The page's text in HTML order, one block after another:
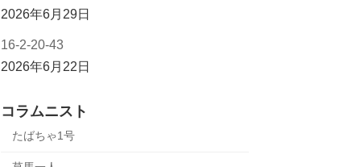
2026年6月29日
16-2-20-43
2026年6月22日
コラムニスト
たばちゃ1号